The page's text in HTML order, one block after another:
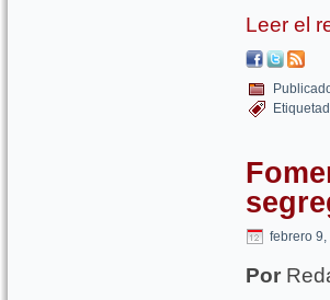
Leer el
febrero 9,
Por